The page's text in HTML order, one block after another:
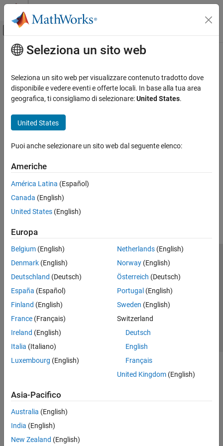
Vai al contenuto
Attiva/disattiva menu di navigazione
Pagina iniziale della documentazione
Contenuto principale
Seleziona un sito web
Seleziona un sito web per visualizzare contenuto tradotto dove
disponibile e vedere eventi e offerte locali. In base alla tua area
geografica, ti consigliamo di selezionare:United States.
United States
Puoi anche selezionare un sito web dal seguente elenco:
Americhe
América Latina (Español)
Canada (English)
United States (English)
Europa
Belgium (English)
Denmark (English)
Deutschland (Deutsch)
España (Español)
Finland (English)
France (Français)
Ireland (English)
Italia (Italiano)
Luxembourg (English)
Netherlands(English)
Norway(English)
Österreich (Deutsch)
Portugal (English)
Sweden (English)
Switzerland
Deutsch
English
Français
United Kingdom(English)
Asia-Pacifico
Australia (English)
India (English)
New Zealand (English)
Centro di fiducia
Informativa sulla privacy
Antipirateria
Stato dell'applicazione
Contatti
© 1994-2026 The MathWorks, Inc.